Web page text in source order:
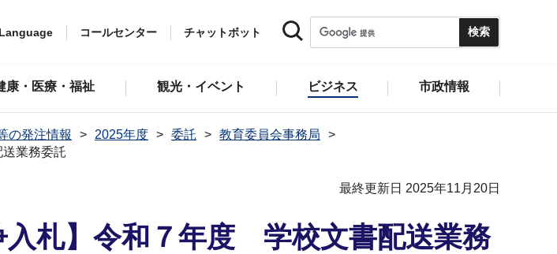
Language コールセンター チャットボット
康・医療・福祉 観光・イベント ビジネス 市政情報
の発注情報 2025年度 委託
教育委員会事務局
業務委託
最終更新日 2025年11月20日
入札】令和７年度 学校文書配送業務